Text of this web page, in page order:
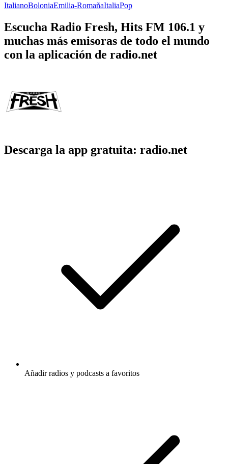
ItalianoBoloniaEmilia-RomañaItaliaPop
Escucha Radio Fresh, Hits FM 106.1 y
muchas más emisoras de todo el mundo
con la aplicación de radio.net
Descarga la app gratuita: radio.net
Añadir radios y podcasts a favoritos